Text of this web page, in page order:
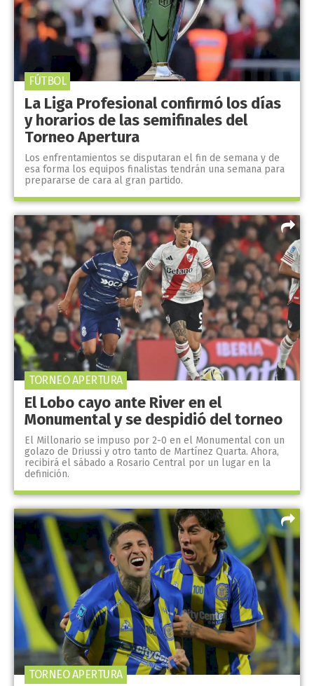
La Liga Profesional confirmó los días
y horarios de las semifinales del
Torneo Apertura
Los enfrentamientos se disputaran el fin de semana y de
esa forma los equipos finalistas tendrán una semana para
prepararse de cara al gran partido.
FÚTBOL
El Lobo cayo ante River en el
Monumental y se despidió del torneo
El Millonario se impuso por 2-0 en el Monumental con un
golazo de Driussi y otro tanto de Martínez Quarta. Ahora,
recibirá el sábado a Rosario Central por un lugar en la
definición.
TORNEO APERTURA
TORNEO APERTURA